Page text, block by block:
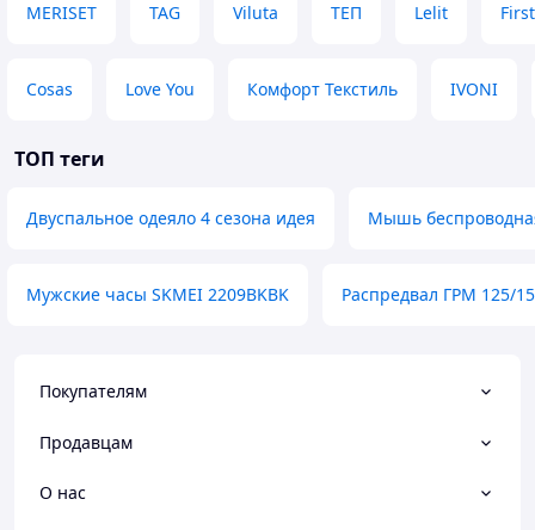
MERISET TAG Viluta ТЕП Lelit
Cosas Love You Комфорт Текстиль IVONI
ТОП теги
Двуспальное одеяло 4 сезона идея Мышь
Мужские часы SKMEI 2209BKBK Распредвал ГРМ 125/
Покупателям
Продавцам
О нас